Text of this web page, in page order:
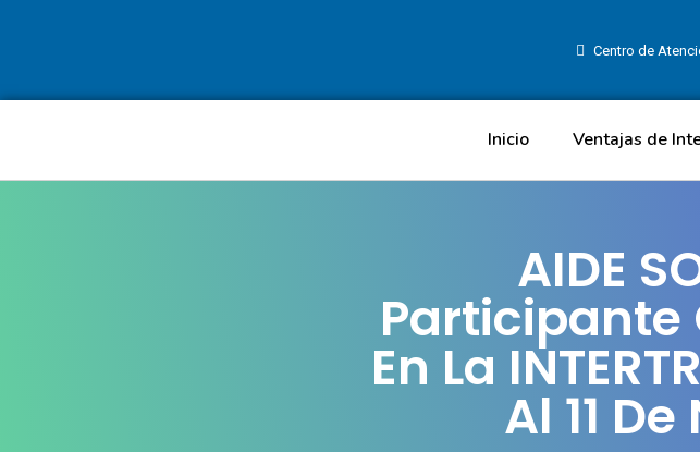
Centro de
Inicio Ventajas de
AIDE
Participante
En La
Al 11